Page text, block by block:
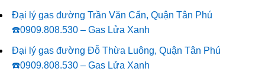
Đại lý gas đường Trần Văn Cẩn, Quận Tân Phú
☎️0909.808.530 – Gas Lửa Xanh
Đại lý gas đường Đỗ Thừa Luông, Quận Tân Phú
☎️0909.808.530 – Gas Lửa Xanh